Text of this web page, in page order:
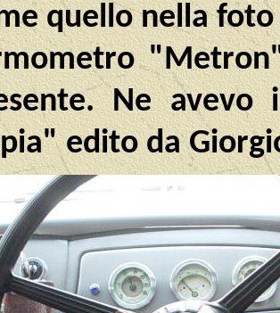
quello nella
Ne
edito da